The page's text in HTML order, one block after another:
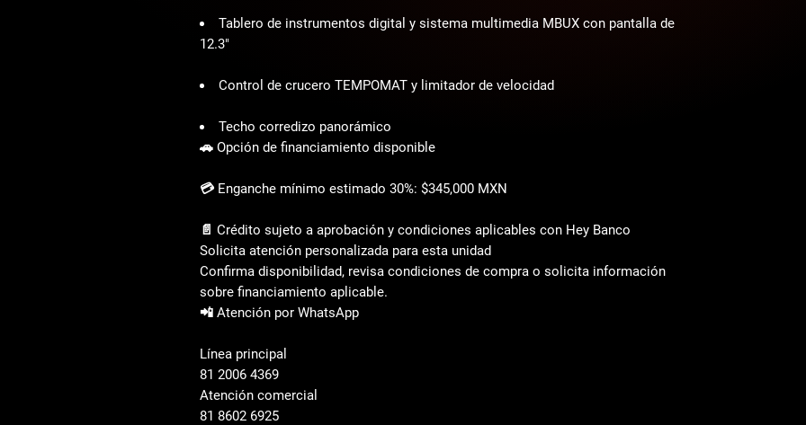
Tablero de instrumentos digital y sistema multimedia MBUX con pantalla de
12.3"
Control de crucero TEMPOMAT y limitador de velocidad
Techo corredizo panorámico
🚗 Opción de financiamiento disponible
💳 Enganche mínimo estimado 30%: $345,000 MXN
📄 Crédito sujeto a aprobación y condiciones aplicables con Hey Banco
Solicita atención personalizada para esta unidad
Confirma disponibilidad, revisa condiciones de compra o solicita información
sobre financiamiento aplicable.
📲 Atención por WhatsApp
Línea principal
81 2006 4369
Atención comercial
81 8602 6925